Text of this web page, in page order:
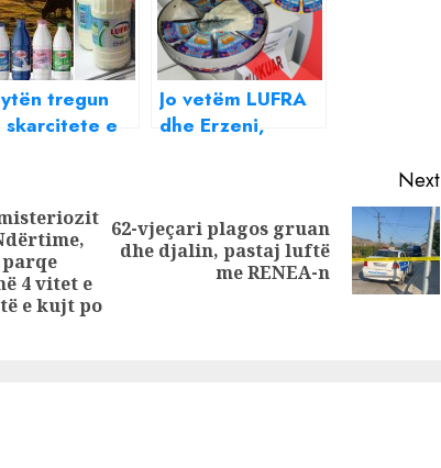
tregun
skarcitete e
për
Lufra,
dhe
Jo vetëm LUFRA
dhe Erzeni,
AKU tenton t’i
fshehë emrin!
Previous
4 vitet e
e kujt po
Next
Next
62-vjeçari plagos gruan
dhe djalin, pastaj luftë
me RENEA-n